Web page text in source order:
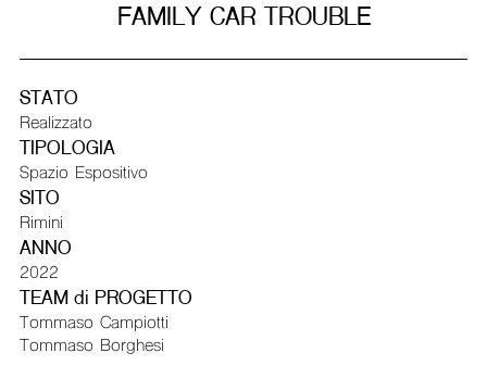
FAMILY CAR TROUBLE
STATO
Realizzato
TIPOLOGIA
Spazio Espositivo
SITO
Rimini
ANNO
2022
TEAM di PROGETTO
Tommaso Campiotti
Tommaso Borghesi